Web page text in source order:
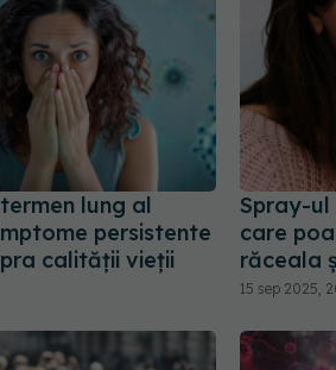
lung al
persistente
calității vieții
Spray-ul
care
răceala
15 sep 2025,